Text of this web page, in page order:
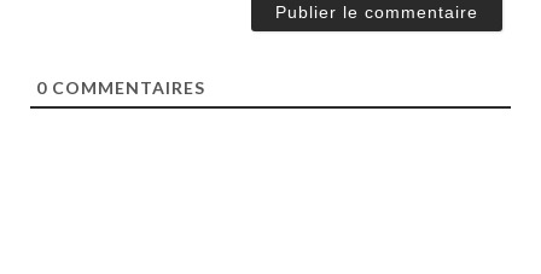
0 COMMENTAIRES